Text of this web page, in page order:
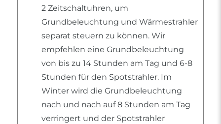
2 Zeitschaltuhren, um
Grundbeleuchtung und Wärmestrahler
separat steuern zu können. Wir
empfehlen eine Grundbeleuchtung
von bis zu 14 Stunden am Tag und 6-8
Stunden für den Spotstrahler. Im
Winter wird die Grundbeleuchtung
nach und nach auf 8 Stunden am Tag
verringert und der Spotstrahler